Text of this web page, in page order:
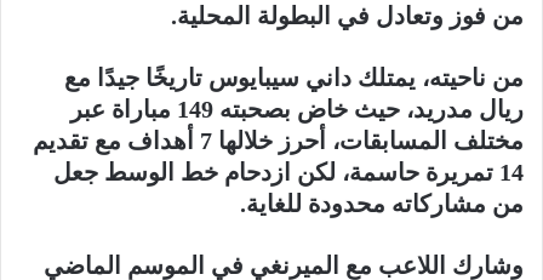
من فوز وتعادل في البطولة المحلية.
من ناحيته، يمتلك داني سيبايوس تاريخًا جيدًا مع
ريال مدريد، حيث خاض بصحبته 149 مباراة عبر
مختلف المسابقات، أحرز خلالها 7 أهداف مع تقديم
14 تمريرة حاسمة، لكن ازدحام خط الوسط جعل
من مشاركاته محدودة للغاية.
وشارك اللاعب مع الميرنغي في الموسم الماضي